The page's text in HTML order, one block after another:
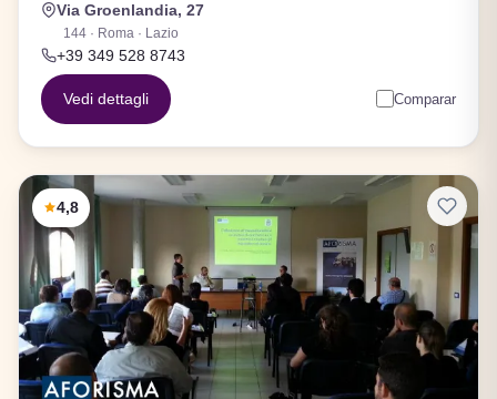
Via Groenlandia, 27
144 · Roma · Lazio
+39 349 528 8743
Vedi dettagli Comparar
4,8